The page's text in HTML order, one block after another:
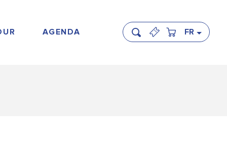
AGENDA Recherche FR